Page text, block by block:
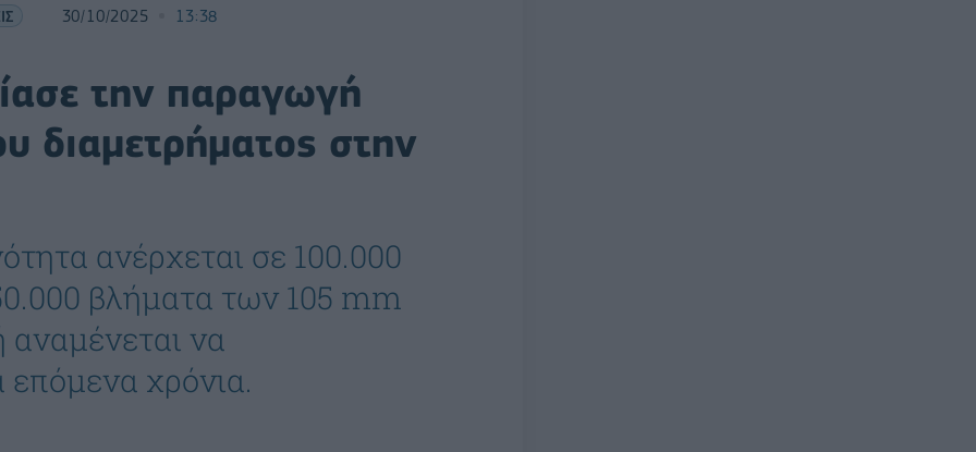
30/10/2025 13:38
την παραγωγή
διαμετρήματος στην
ανέρχεται σε 100.000
βλήματα των 105 mm
να
χρόνια.